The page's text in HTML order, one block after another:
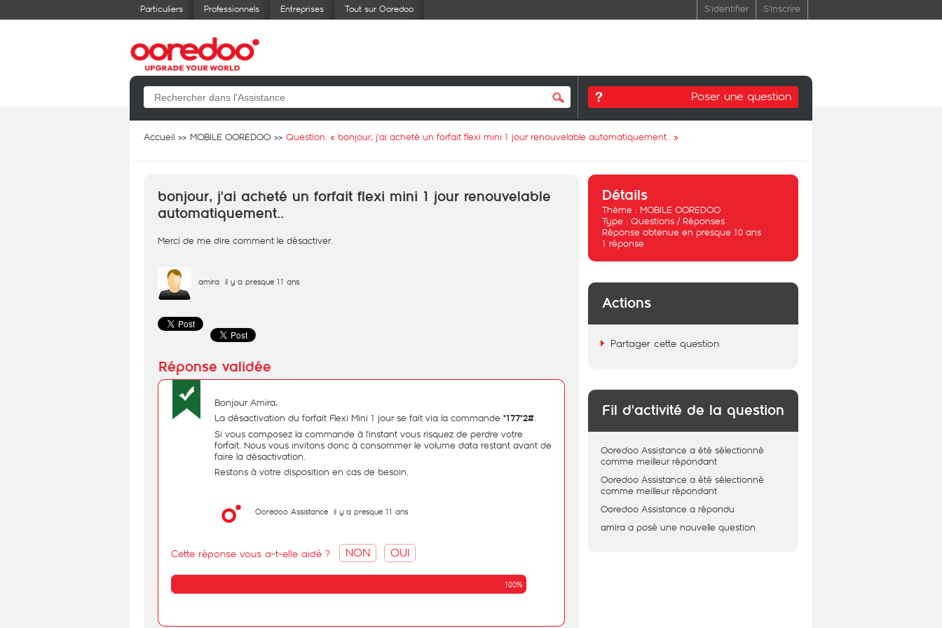
Particuliers Professionnels Entreprises Tout sur Ooredoo S'identifier S'inscrire
Poser une question
Accueil MOBILE OOREDOO Question: « bonjour, j'ai acheté un forfait flexi mini 1 jour renouvelable automatiquement.. »
bonjour, j'ai acheté un forfait flexi mini 1 jour renouvelable
automatiquement..
Merci de me dire comment le désactiver.
amira il y a presque 11 ans
Bonjour Amira,
La désactivation du forfait Flexi Mini 1 jour se fait via la commande *177*2#.
Si vous composez la commande à l'instant vous risquez de perdre votre
forfait. Nous vous invitons donc à consommer le volume data restant avant de
faire la désactivation.
Restons à votre disposition en cas de besoin.
Ooredoo Assistance il y a presque 11 ans
Cette réponse vous a-t-elle aidé ? NON OUI
100%
Détails
Thème : MOBILE OOREDOO
Type : Questions / Réponses
Réponse obtenue en presque 10 ans
1 réponse
Actions
Partager cette question
Fil d'activité de la question
Ooredoo Assistance a été sélectionné
comme meilleur répondant
Ooredoo Assistance a été sélectionné
comme meilleur répondant
Ooredoo Assistance a répondu
amira a posé une nouvelle question